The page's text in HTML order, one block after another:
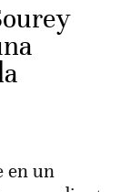
en un